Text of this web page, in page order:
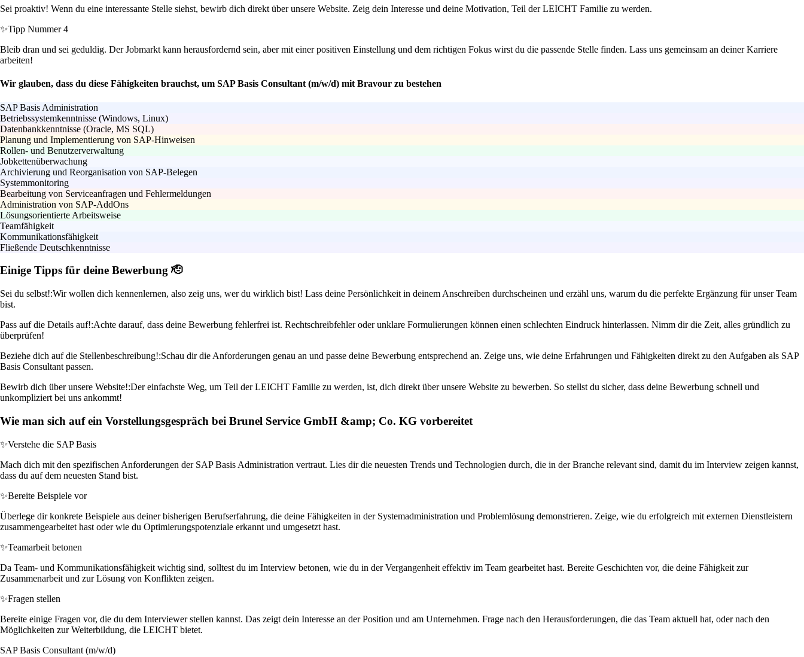
Sei proaktiv! Wenn du eine interessante Stelle siehst, bewirb dich direkt über unsere Website. Zeig dein Interesse und deine Motivation, Teil der LEICHT Familie zu werden.
✨Tipp Nummer 4
Bleib dran und sei geduldig. Der Jobmarkt kann herausfordernd sein, aber mit einer positiven Einstellung und dem richtigen Fokus wirst du die passende Stelle finden. Lass uns gemeinsam an deiner Karriere
arbeiten!
Wir glauben, dass du diese Fähigkeiten brauchst, um SAP Basis Consultant (m/w/d) mit Bravour zu bestehen
SAP Basis Administration
Betriebssystemkenntnisse (Windows, Linux)
Datenbankkenntnisse (Oracle, MS SQL)
Planung und Implementierung von SAP-Hinweisen
Rollen- und Benutzerverwaltung
Jobkettenüberwachung
Archivierung und Reorganisation von SAP-Belegen
Systemmonitoring
Bearbeitung von Serviceanfragen und Fehlermeldungen
Administration von SAP-AddOns
Lösungsorientierte Arbeitsweise
Teamfähigkeit
Kommunikationsfähigkeit
Fließende Deutschkenntnisse
Einige Tipps für deine Bewerbung 🫡
Sei du selbst!:Wir wollen dich kennenlernen, also zeig uns, wer du wirklich bist! Lass deine Persönlichkeit in deinem Anschreiben durchscheinen und erzähl uns, warum du die perfekte Ergänzung für unser Team
bist.
Pass auf die Details auf!:Achte darauf, dass deine Bewerbung fehlerfrei ist. Rechtschreibfehler oder unklare Formulierungen können einen schlechten Eindruck hinterlassen. Nimm dir die Zeit, alles gründlich zu
überprüfen!
Beziehe dich auf die Stellenbeschreibung!:Schau dir die Anforderungen genau an und passe deine Bewerbung entsprechend an. Zeige uns, wie deine Erfahrungen und Fähigkeiten direkt zu den Aufgaben als SAP
Basis Consultant passen.
Bewirb dich über unsere Website!:Der einfachste Weg, um Teil der LEICHT Familie zu werden, ist, dich direkt über unsere Website zu bewerben. So stellst du sicher, dass deine Bewerbung schnell und
unkompliziert bei uns ankommt!
Wie man sich auf ein Vorstellungsgespräch bei Brunel Service GmbH &amp; Co. KG vorbereitet
✨Verstehe die SAP Basis
Mach dich mit den spezifischen Anforderungen der SAP Basis Administration vertraut. Lies dir die neuesten Trends und Technologien durch, die in der Branche relevant sind, damit du im Interview zeigen kannst,
dass du auf dem neuesten Stand bist.
✨Bereite Beispiele vor
Überlege dir konkrete Beispiele aus deiner bisherigen Berufserfahrung, die deine Fähigkeiten in der Systemadministration und Problemlösung demonstrieren. Zeige, wie du erfolgreich mit externen Dienstleistern
zusammengearbeitet hast oder wie du Optimierungspotenziale erkannt und umgesetzt hast.
✨Teamarbeit betonen
Da Team- und Kommunikationsfähigkeit wichtig sind, solltest du im Interview betonen, wie du in der Vergangenheit effektiv im Team gearbeitet hast. Bereite Geschichten vor, die deine Fähigkeit zur
Zusammenarbeit und zur Lösung von Konflikten zeigen.
✨Fragen stellen
Bereite einige Fragen vor, die du dem Interviewer stellen kannst. Das zeigt dein Interesse an der Position und am Unternehmen. Frage nach den Herausforderungen, die das Team aktuell hat, oder nach den
Möglichkeiten zur Weiterbildung, die LEICHT bietet.
SAP Basis Consultant (m/w/d)